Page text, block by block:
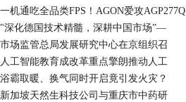
一机通吃全品类FPS！AGON爱攻AGP277Q
"深化德国技术精髓，深耕中国市场”—
市场监管总局发展研究中心在京组织召
人工智能教育成改革重点擎朗推动人工
浴霸取暖、换气同时开启竟引发火灾？
新加坡天然生科技公司与重庆市中药研